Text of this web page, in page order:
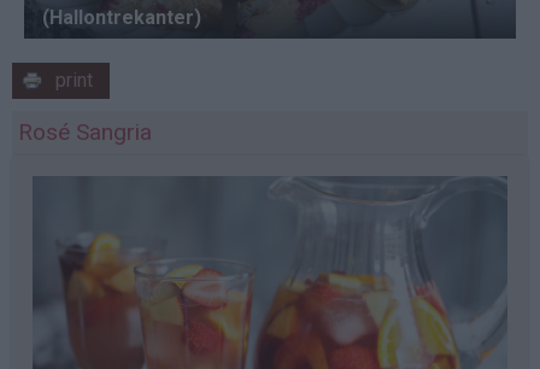
print
Rosé Sangria